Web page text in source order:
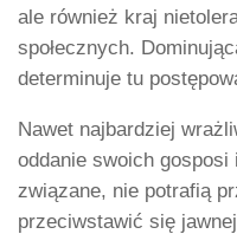
ale również kraj
społecznych.
determinuje tu
Nawet najbardziej
oddanie swoich
związane, nie potrafią
przeciwstawić się